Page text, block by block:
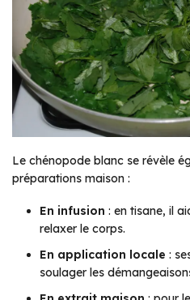
Le chénopode blanc se révèle
préparations maison :
En infusion : en tisane, il
relaxer le corps.
En application locale :
soulager les